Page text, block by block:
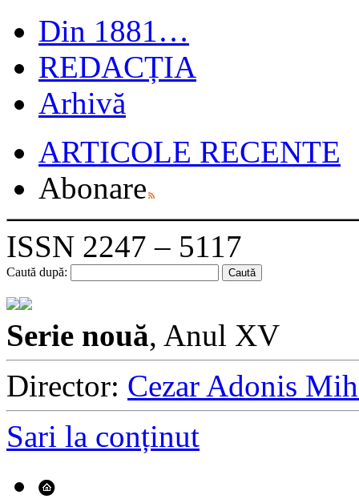
Din 1881…
REDACȚIA
Arhivă
ARTICOLE RECENTE
Abonare
ISSN 2247 – 5117
Caută după:
Serie nouă, Anul XV
Director: Cezar Adonis
Sari la conținut